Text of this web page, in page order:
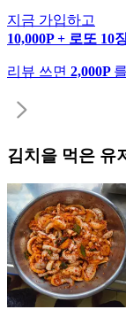
지금 가입하고
10,000P + 로또 10
리뷰 쓰면 2,000P
김치 을 먹은 유